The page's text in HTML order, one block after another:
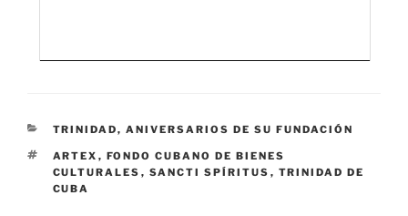
CATEGORÍAS
TRINIDAD, ANIVERSARIOS DE SU FUNDACIÓN
ETIQUETAS
ARTEX , FONDO CUBANO DE BIENES
CULTURALES , SANCTI SPÍRITUS , TRINIDAD DE
CUBA